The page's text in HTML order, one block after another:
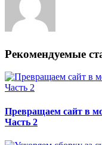
Рекомендуемые
Превращаем сайт в
Часть 2